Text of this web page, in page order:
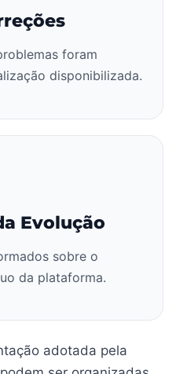
foram
disponibilizada.
Evolução
sobre o
da plataforma.
adotada pela